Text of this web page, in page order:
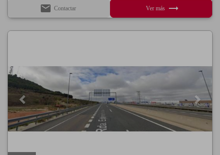
email Contactar Ver más trending_flat
Next